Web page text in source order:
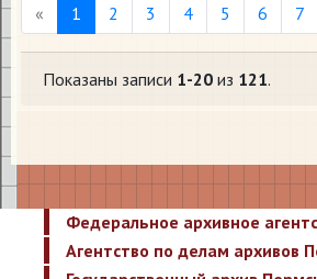
« Previous
1 2 3 4 5 6 7
Показаны записи 1-20 из 121.
Федеральное архивное
Агентство по делам архивов